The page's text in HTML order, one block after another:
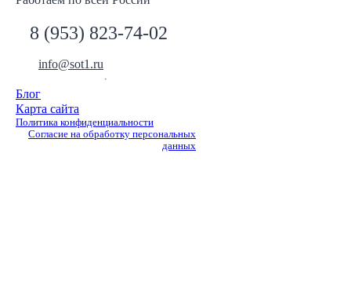
8 (953) 823-74-02
info@sot1.ru
Блог
Карта сайта
Политика конфиденциальности
Согласие на обработку персональных
данных